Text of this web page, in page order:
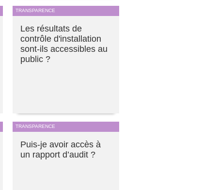
TRANSPARENCE
Les résultats de
contrôle d'installation
sont-ils accessibles au
public ?
TRANSPARENCE
Puis-je avoir accès à
un rapport d’audit ?